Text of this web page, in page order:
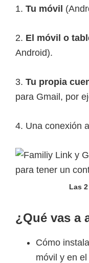
1. Tu móvil
2. El móvil o
Android).
3. Tu propia
para Gmail, por
4. Una conexión a
Las
¿Qué vas a
Cómo
móvil y en